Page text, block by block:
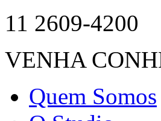
11 2609-4200
VENHA
Quem Somos